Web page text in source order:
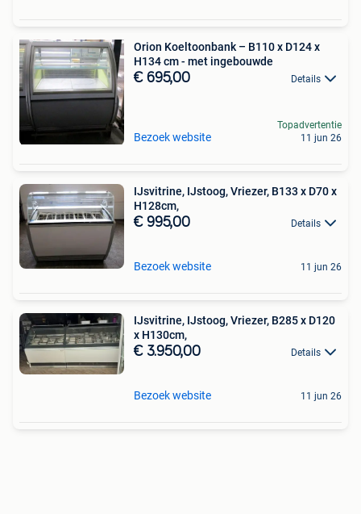
Orion Koeltoonbank – B110 x D124 x
H134 cm - met ingebouwde
€ 695,00 Details
Bezoek website
Topadvertentie
11 jun 26
IJsvitrine, IJstoog, Vriezer, B133 x D70 x
H128cm,
€ 995,00 Details
Bezoek website 11 jun 26
IJsvitrine, IJstoog, Vriezer, B285 x D120
x H130cm,
€ 3.950,00 Details
Bezoek website 11 jun 26